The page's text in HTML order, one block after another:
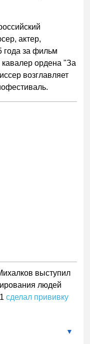
актер,
года за фильм
ордена "За
возглавляет
выступил
людей
сделал прививку